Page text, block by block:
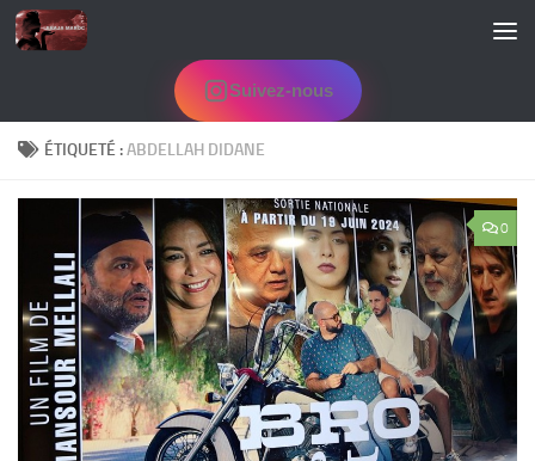
Skip to content
Suivez-nous
ÉTIQUETÉ :ABDELLAH DIDANE
0